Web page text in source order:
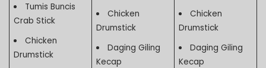
Tumis Buncis
Crab Stick
Chicken
Drumstick
Chicken
Drumstick
Daging Giling
Kecap
Chicken
Drumstick
Daging Giling
Kecap